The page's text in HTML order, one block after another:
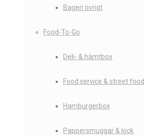
Bageri övrigt
Food-To-Go
Deli- & hämtbox
Food service & street food
Hamburgerbox
Pappersmuggar & lock